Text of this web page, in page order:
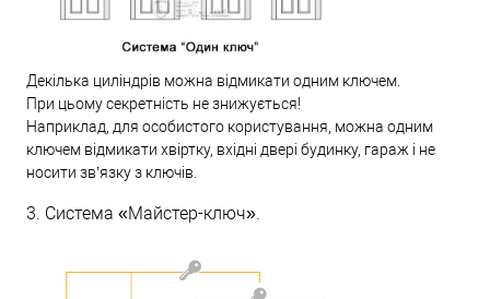
Декілька циліндрів можна відмикати одним ключем.
При цьому секретність не знижується!
Наприклад, для особистого користування, можна одним
ключем відмикати хвіртку, вхідні двері будинку, гараж і не
носити зв’язку з ключів.
3. Система «Майстер-ключ».